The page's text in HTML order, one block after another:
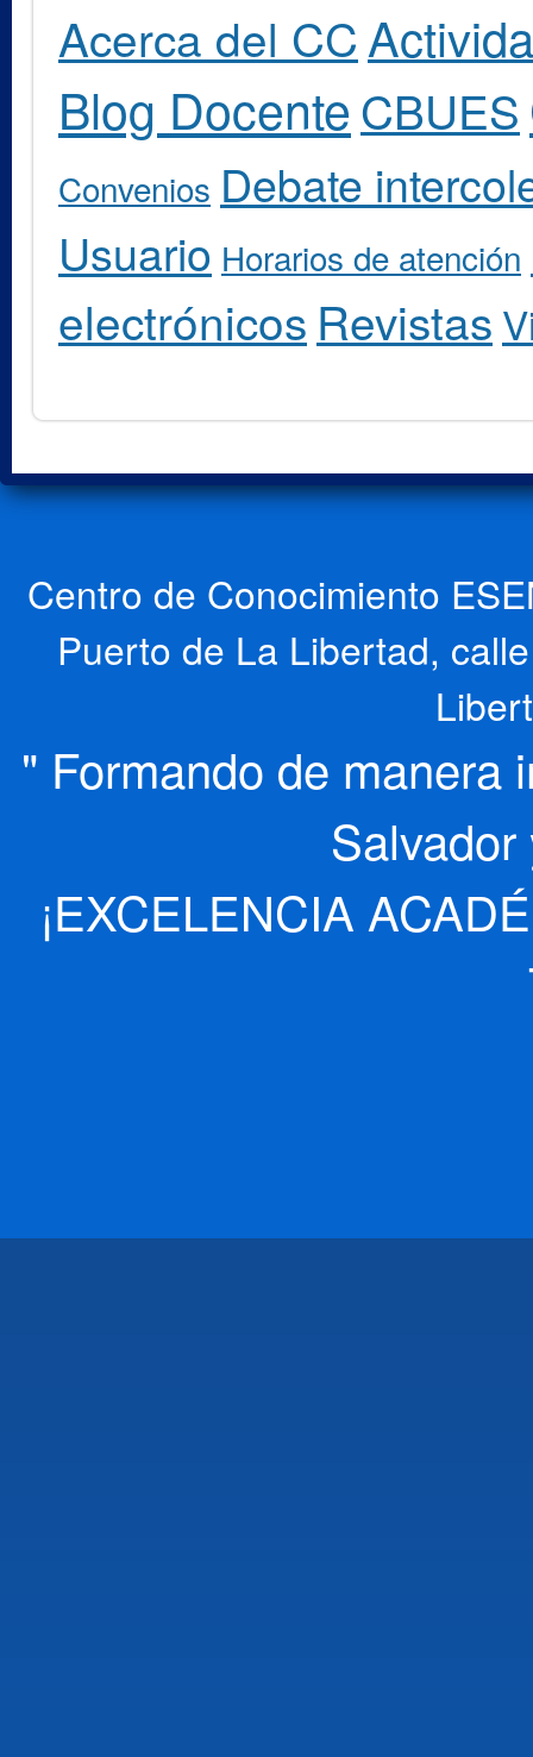
Acerca del CC
Blog Docente CBUES
Convenios Debate
Usuario Horarios de atención
electrónicos Revistas
Centro de Conocimiento
Puerto de La Libertad,
" Formando de manera
¡EXCELENCIA